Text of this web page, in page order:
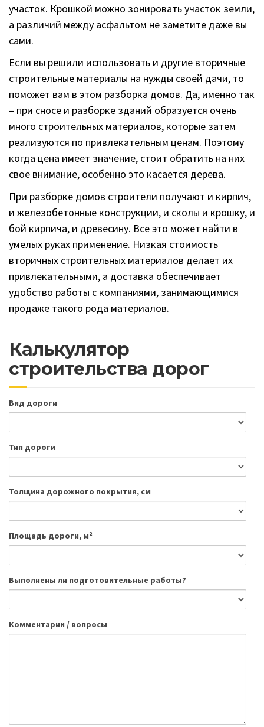
участок. Крошкой можно зонировать участок земли,
а различий между асфальтом не заметите даже вы
сами.
Если вы решили использовать и другие вторичные
строительные материалы на нужды своей дачи, то
поможет вам в этом разборка домов. Да, именно так
– при сносе и разборке зданий образуется очень
много строительных материалов, которые затем
реализуются по привлекательным ценам. Поэтому
когда цена имеет значение, стоит обратить на них
свое внимание, особенно это касается дерева.
При разборке домов строители получают и кирпич,
и железобетонные конструкции, и сколы и крошку, и
бой кирпича, и древесину. Все это может найти в
умелых руках применение. Низкая стоимость
вторичных строительных материалов делает их
привлекательными, а доставка обеспечивает
удобство работы с компаниями, занимающимися
продаже такого рода материалов.
Калькулятор
строительства дорог
Вид дороги
Тип дороги
Толщина дорожного покрытия, см
Площадь дороги, м²
Выполнены ли подготовительные работы?
Комментарии / вопросы